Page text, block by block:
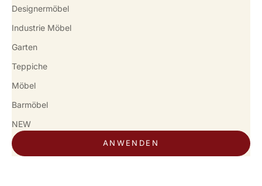
Designermöbel
Industrie Möbel
Garten
Teppiche
Möbel
Barmöbel
NEW
ANWENDEN